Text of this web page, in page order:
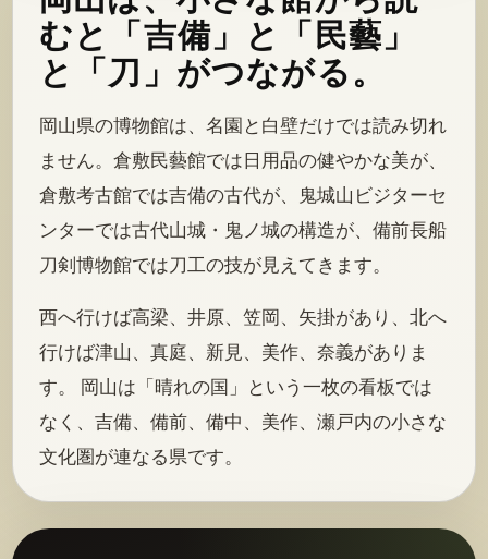
むと「吉備」と「民藝」
と「刀」がつながる。
岡山県の博物館は、名園と白壁だけでは読み切れ
ません。倉敷民藝館では日用品の健やかな美が、
倉敷考古館では吉備の古代が、鬼城山ビジターセ
ンターでは古代山城・鬼ノ城の構造が、備前長船
刀剣博物館では刀工の技が見えてきます。
西へ行けば高梁、井原、笠岡、矢掛があり、北へ
行けば津山、真庭、新見、美作、奈義がありま
す。 岡山は「晴れの国」という一枚の看板では
なく、吉備、備前、備中、美作、瀬戸内の小さな
文化圏が連なる県です。